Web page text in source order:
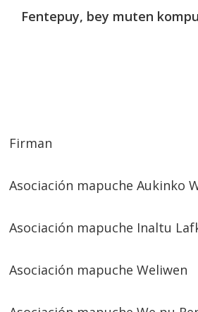
Fentepuy, bey muten
Firman
Asociación mapuche Aukinko
Asociación mapuche Inaltu
Asociación mapuche Weliwen